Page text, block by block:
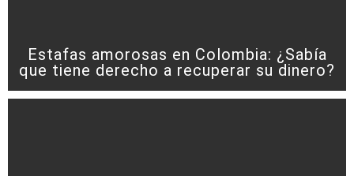
Estafas amorosas en Colombia: ¿Sabía
que tiene derecho a recuperar su dinero?